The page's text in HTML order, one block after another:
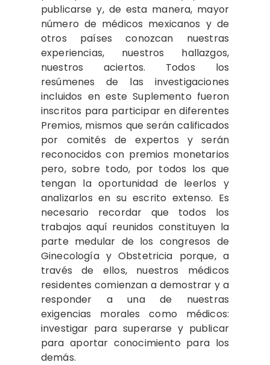
publicarse y, de esta manera, mayor
número de médicos mexicanos y de
otros países conozcan nuestras
experiencias, nuestros hallazgos,
nuestros aciertos. Todos los
resúmenes de las investigaciones
incluidos en este Suplemento fueron
inscritos para participar en diferentes
Premios, mismos que serán calificados
por comités de expertos y serán
reconocidos con premios monetarios
pero, sobre todo, por todos los que
tengan la oportunidad de leerlos y
analizarlos en su escrito extenso. Es
necesario recordar que todos los
trabajos aquí reunidos constituyen la
parte medular de los congresos de
Ginecología y Obstetricia porque, a
través de ellos, nuestros médicos
residentes comienzan a demostrar y a
responder a una de nuestras
exigencias morales como médicos:
investigar para superarse y publicar
para aportar conocimiento para los
demás.